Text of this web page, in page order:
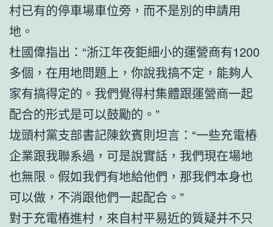
村已有的停車場車位旁，而不是別的申請用
地。
杜國偉指出：“浙江年夜鉅細小的運營商有1200
多個，在用地問題上，你說我搞不定，能夠人
家有搞得定的。我們覺得村集體跟運營商一起
配合的形式是可以鼓勵的。”
垅頭村黨支部書記陳欽賓則坦言：“一些充電樁
企業跟我聯系過，可是說實話，我們現在場地
也無限。假如我們有地給他們，那我們本身也
可以做，不消跟他們一起配合。”
對于充電樁進村，來自村平易近的質疑并不只